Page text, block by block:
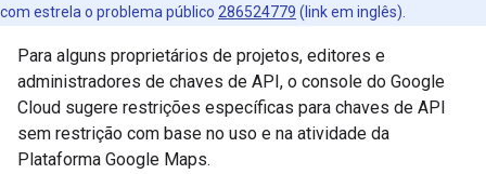
com estrela o problema público 286524779 (link em inglês).
Para alguns proprietários de projetos, editores e
administradores de chaves de API, o console do Google
Cloud sugere restrições específicas para chaves de API
sem restrição com base no uso e na atividade da
Plataforma Google Maps.